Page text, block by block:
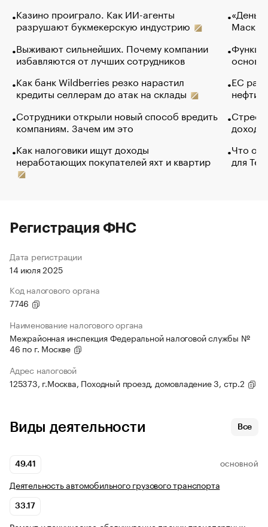
Казино проиграло. Как ИИ-агенты
разрушают букмекерскую индустрию
Выживают сильнейших. Почему компании
избавляются от лучших сотрудников
Как банк Wildberries резко нарастил
кредиты селлерам до атак на склады
Сотрудники открыли новый способ вредить
компаниям. Зачем им это
Как налоговики ищут доходы
неработающих покупателей яхт и квартир
Маск в
основ
ЕС
нефти
Что
для
Регистрация ФНС
Дата регистрации
14 июля 2025
Код налогового органа
7746
Наименование налогового органа
Межрайонная инспекция Федеральной налоговой службы №
46 по г. Москве
Адрес налоговой
125373, г.Москва, Походный проезд, домовладение 3, стр.2
Виды деятельности Все
49.41 ОСНОВНОЙ
Деятельность автомобильного грузового транспорта
33.17